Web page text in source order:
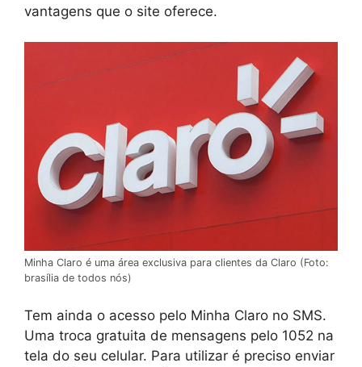
vantagens que o site oferece.
Minha Claro é uma área exclusiva para clientes da Claro (Foto:
brasília de todos nós)
Tem ainda o acesso pelo Minha Claro no SMS.
Uma troca gratuita de mensagens pelo 1052 na
tela do seu celular. Para utilizar é preciso enviar